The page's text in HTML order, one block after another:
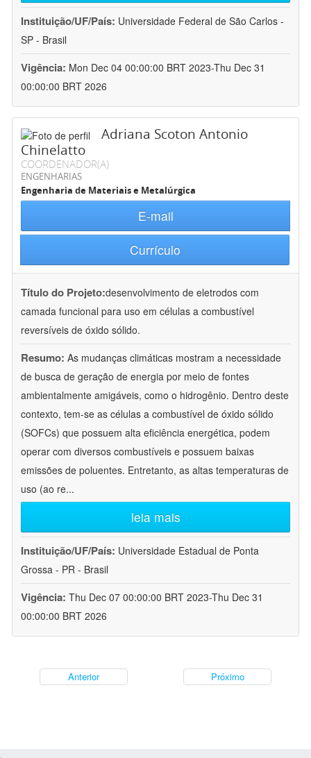
Instituição/UF/País: Universidade Federal de São Carlos -
SP - Brasil
Vigência: Mon Dec 04 00:00:00 BRT 2023-Thu Dec 31
00:00:00 BRT 2026
Adriana Scoton Antonio
Chinelatto
COORDENADOR(A)
ENGENHARIAS
Engenharia de Materiais e Metalúrgica
E-mail
Currículo
Título do Projeto:desenvolvimento de eletrodos com
camada funcional para uso em células a combustível
reversíveis de óxido sólido.
Resumo: As mudanças climáticas mostram a necessidade
de busca de geração de energia por meio de fontes
ambientalmente amigáveis, como o hidrogênio. Dentro deste
contexto, tem-se as células a combustível de óxido sólido
(SOFCs) que possuem alta eficiência energética, podem
operar com diversos combustíveis e possuem baixas
emissões de poluentes. Entretanto, as altas temperaturas de
uso (ao re...
leia mais
Instituição/UF/País: Universidade Estadual de Ponta
Grossa - PR - Brasil
Vigência: Thu Dec 07 00:00:00 BRT 2023-Thu Dec 31
00:00:00 BRT 2026
Anterior Próximo